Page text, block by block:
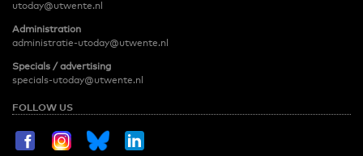
utoday@utwente.nl
Administration
administratie-utoday@utwente.nl
Specials / advertising
specials-utoday@utwente.nl
FOLLOW US